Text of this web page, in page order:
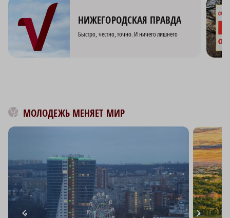
НИЖЕГОРОДСКАЯ ПРАВДА
Быстро, честно, точно. И ничего лишнего
МОЛОДЕЖЬ МЕНЯЕТ МИР